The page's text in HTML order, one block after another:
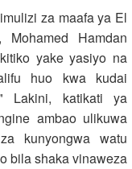
za maafa ya El
Hamdan
yake yasiyo na
huo kwa kudai
Lakini, katikati ya
ambao ulikuwa
kunyongwa watu
bila shaka vinaweza